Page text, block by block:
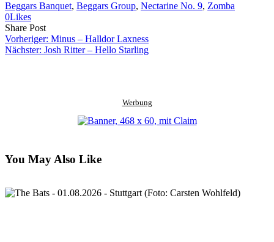
Beggars Banquet, Beggars Group, Nectarine No. 9, Zomba
0Likes
Share PostShare
on
Facebook
Copy
URL
to
Send
Link
via
Vorheriger: Minus – Halldor Laxness
Nächster: Josh Ritter – Hello Starling
Werbung
You May Also Like